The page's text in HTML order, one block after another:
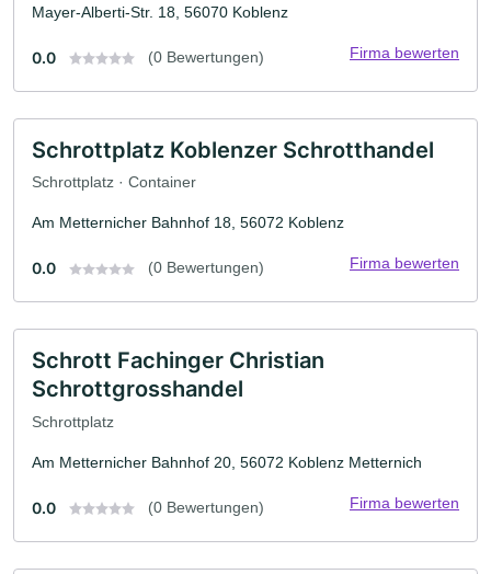
Mayer-Alberti-Str. 18, 56070 Koblenz
0.0 (0 Bewertungen) Firma bewerten
Schrottplatz Koblenzer Schrotthandel
Schrottplatz · Container
Am Metternicher Bahnhof 18, 56072 Koblenz
0.0 (0 Bewertungen) Firma bewerten
Schrott Fachinger Christian
Schrottgrosshandel
Schrottplatz
Am Metternicher Bahnhof 20, 56072 Koblenz Metternich
0.0 (0 Bewertungen) Firma bewerten